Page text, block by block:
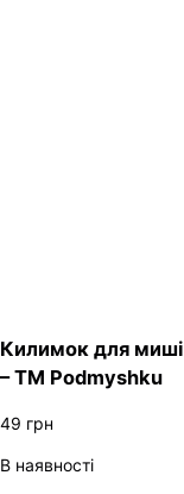
Килимок для миші
– ТМ Podmyshku
49 грн
В наявності